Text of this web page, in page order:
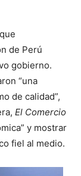
de Perú
gobierno.
“una
de calidad”,
El Comercio
y mostrar
fiel al medio.